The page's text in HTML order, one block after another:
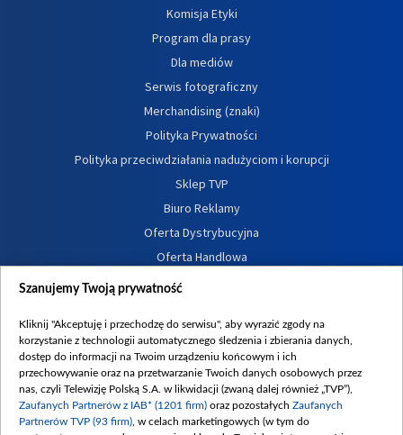
Komisja Etyki
Program dla prasy
Dla mediów
Serwis fotograficzny
Merchandising (znaki)
Polityka Prywatności
Polityka przeciwdziałania nadużyciom i korupcji
Sklep TVP
Biuro Reklamy
Oferta Dystrybucyjna
Oferta Handlowa
Dostępność
Procedura zgłoszeń wewnętrznych
Szanujemy Twoją prywatność
Kliknij "Akceptuję i przechodzę do serwisu", aby wyrazić zgody na
korzystanie z technologii automatycznego śledzenia i zbierania danych,
dostęp do informacji na Twoim urządzeniu końcowym i ich
przechowywanie oraz na przetwarzanie Twoich danych osobowych przez
nas, czyli Telewizję Polską S.A. w likwidacji (zwaną dalej również „TVP”),
Zaufanych Partnerów z IAB* (1201 firm) oraz pozostałych Zaufanych
Partnerów TVP (93 firm) , w celach marketingowych (w tym do